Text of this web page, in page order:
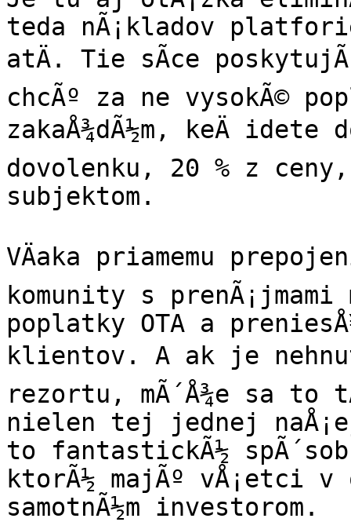
teda nÃ¡kladov
atÄ. Tie sÃ­ce
chcÃº za ne vysokÃ©
zakaÅ¾dÃ½m, keÄ
dovolenku, 20 % z
subjektom.
VÄaka priamemu
komunity s prenÃ¡jmami
poplatky OTA a
klientov. A ak je
rezortu, mÃ´Å¾e sa to
nielen tej jednej
to fantastickÃ½
ktorÃ½ majÃº vÅ¡etci v
samotnÃ½m investorom.